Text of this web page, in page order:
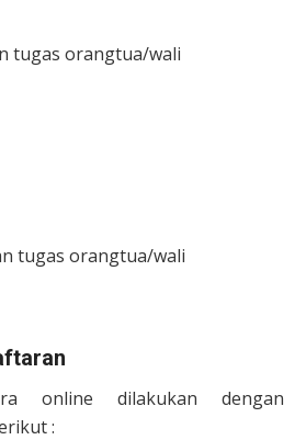
tugas orangtua/wali
tugas orangtua/wali
online dilakukan dengan
: